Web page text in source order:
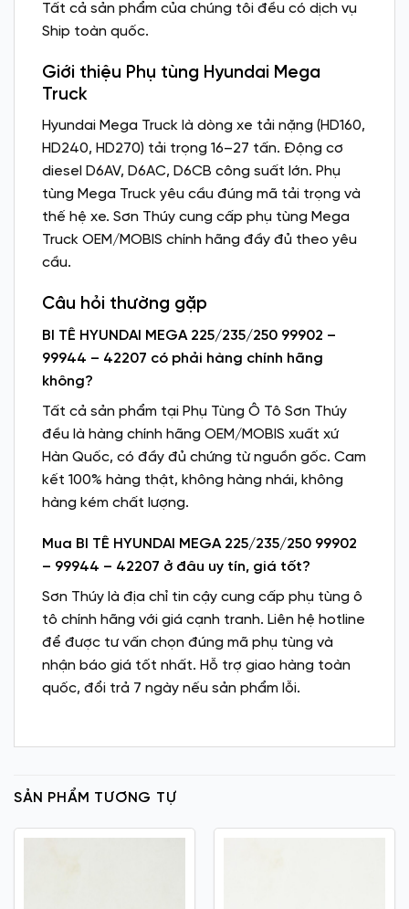
Tất cả sản phẩm của chúng tôi đều có dịch vụ
Ship toàn quốc.
Giới thiệu Phụ tùng Hyundai Mega
Truck
Hyundai Mega Truck là dòng xe tải nặng (HD160,
HD240, HD270) tải trọng 16–27 tấn. Động cơ
diesel D6AV, D6AC, D6CB công suất lớn. Phụ
tùng Mega Truck yêu cầu đúng mã tải trọng và
thế hệ xe. Sơn Thúy cung cấp phụ tùng Mega
Truck OEM/MOBIS chính hãng đầy đủ theo yêu
cầu.
Câu hỏi thường gặp
BI TÊ HYUNDAI MEGA 225/235/250 99902 –
99944 – 42207 có phải hàng chính hãng
không?
Tất cả sản phẩm tại Phụ Tùng Ô Tô Sơn Thúy
đều là hàng chính hãng OEM/MOBIS xuất xứ
Hàn Quốc, có đầy đủ chứng từ nguồn gốc. Cam
kết 100% hàng thật, không hàng nhái, không
hàng kém chất lượng.
Mua BI TÊ HYUNDAI MEGA 225/235/250 99902
– 99944 – 42207 ở đâu uy tín, giá tốt?
Sơn Thúy là địa chỉ tin cậy cung cấp phụ tùng ô
tô chính hãng với giá cạnh tranh. Liên hệ hotline
để được tư vấn chọn đúng mã phụ tùng và
nhận báo giá tốt nhất. Hỗ trợ giao hàng toàn
quốc, đổi trả 7 ngày nếu sản phẩm lỗi.
SẢN PHẨM TƯƠNG TỰ